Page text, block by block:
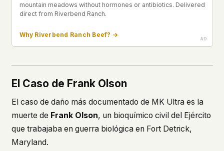
mountain meadows without hormones or antibiotics. Delivered
direct from Riverbend Ranch.
Why Riverbend Ranch Beef? →
El Caso de Frank Olson
El caso de daño más documentado de MK Ultra es la
muerte de Frank Olson, un bioquímico civil del Ejército
que trabajaba en guerra biológica en Fort Detrick,
Maryland.